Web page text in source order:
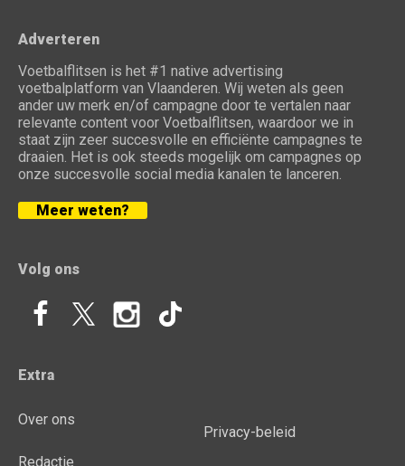
Adverteren
Voetbalflitsen is het #1 native advertising
voetbalplatform van Vlaanderen. Wij weten als geen
ander uw merk en/of campagne door te vertalen naar
relevante content voor Voetbalflitsen, waardoor we in
staat zijn zeer succesvolle en efficiënte campagnes te
draaien. Het is ook steeds mogelijk om campagnes op
onze succesvolle social media kanalen te lanceren.
Meer weten?
Volg ons
Extra
Over ons
Redactie
Privacy-beleid